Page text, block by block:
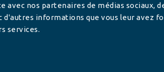
avec nos partenaires de médias sociaux,
d'autres informations que vous leur avez
services.